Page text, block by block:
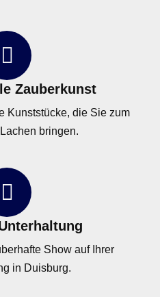
Zauberkunst
Kunststücke, die Sie zum
bringen.
Show auf Ihrer
in Duisburg.